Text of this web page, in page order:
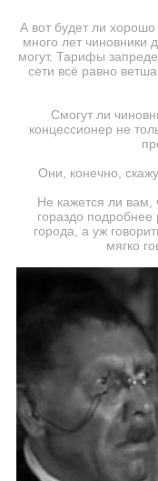
А вот будет ли
много лет чиновники
могут. Тарифы
сети всё равно
Смогут ли
концессионер не
Они, конечно,
Не кажется ли вам,
гораздо подробнее
города, а уж
мягко